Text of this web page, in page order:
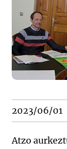
2023/06/01
Atzo